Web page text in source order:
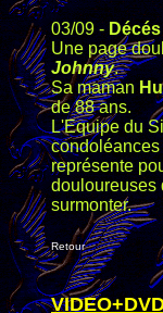
03/09 -
Une page
Johnny.
Sa maman
de 88 ans.
L'Equipe du
représente
douloureuses
surmonter.
Retour